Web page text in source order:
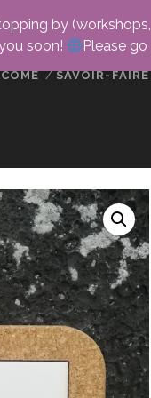
SAVOIR-FAIRE
by
soon!
Please